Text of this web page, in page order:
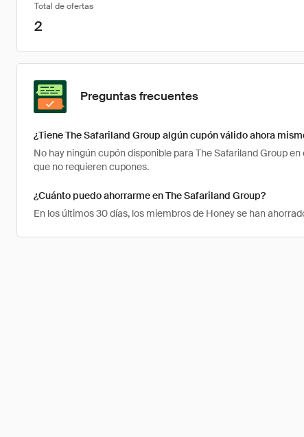
Total de ofertas
2
Preguntas frecuentes
¿Tiene The Safariland Group algún cupón válido ahora
No hay ningún cupón disponible para The Safariland Group
que no requieren cupones.
¿Cuánto puedo ahorrarme en The Safariland Group?
En los últimos 30 días, los miembros de Honey se han